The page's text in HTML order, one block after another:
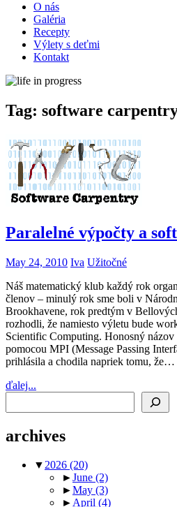
O nás
Galéria
Recepty
Výlety s deťmi
Kontakt
Tag: software
Paralelné výpočty a
May 24, 2010 Iva Užitočné
Náš matematický klub každý rok
členov – minulý rok sme boli v
Brookhavene, rok predtým v
rozhodli, že namiesto výletu bude
Scientific Computing. Honosný názov
pomocou MPI (Message Passing
prihlásila a chodila napriek tomu, že…
ďalej...
archives
▼2026 (20)
►June (2)
►May (3)
►April (4)